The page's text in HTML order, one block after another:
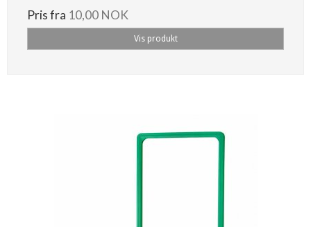
Pris fra 10,00 NOK
Vis produkt